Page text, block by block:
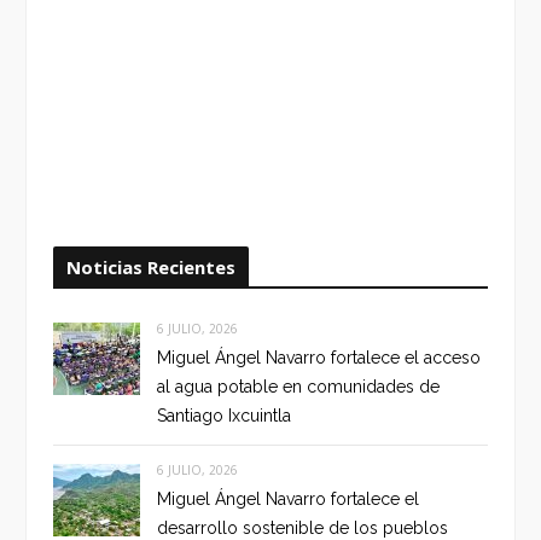
Noticias Recientes
6 JULIO, 2026
Miguel Ángel Navarro fortalece el acceso
al agua potable en comunidades de
Santiago Ixcuintla
6 JULIO, 2026
Miguel Ángel Navarro fortalece el
desarrollo sostenible de los pueblos